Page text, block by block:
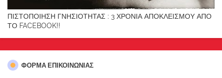
ΠΙΣΤΟΠΟΙΗΣΗ ΓΝΗΣΙΟΤΗΤΑΣ : 3 ΧΡΟΝΙΑ ΑΠΟΚΛΕΙΣΜΟΥ ΑΠΟ
ΤΟ FACEBOOK!!
ΦΌΡΜΑ ΕΠΙΚΟΙΝΩΝΊΑΣ